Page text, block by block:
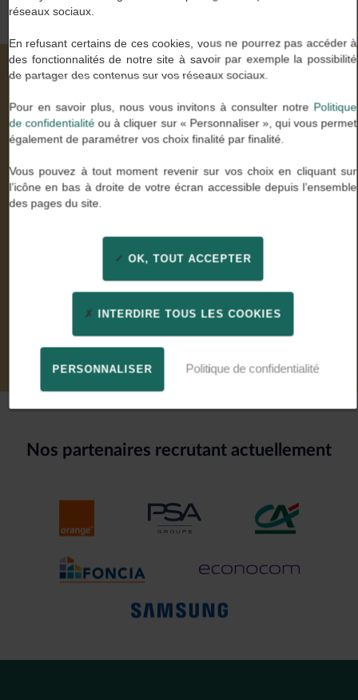
Nos valeurs à travers vos mots
Comptable général
« Enfin des consultants experts de mon métier qui ont
Nos partenaires recrutant actuellement
réseaux sociaux.
En refusant certains de ces cookies, vous ne pourrez pas accéder à
des fonctionnalités de notre site à savoir par exemple la possibilité
de partager des contenus sur vos réseaux sociaux.
Pour en savoir plus, nous vous invitons à consulter notre Politique
de confidentialité ou à cliquer sur « Personnaliser », qui vous permet
également de paramétrer vos choix finalité par finalité.
Vous pouvez à tout moment revenir sur vos choix en cliquant sur
l’icône en bas à droite de votre écran accessible depuis l’ensemble
des pages du site.
OK, TOUT ACCEPTER
INTERDIRE TOUS LES COOKIES
PERSONNALISER Politique de confidentialité